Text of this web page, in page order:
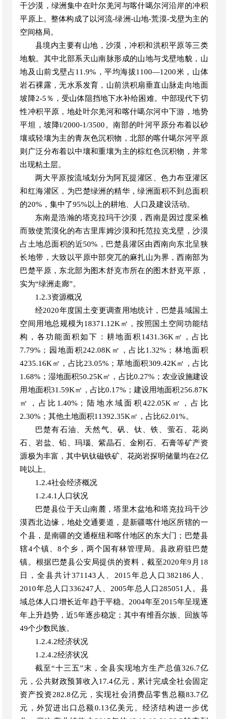
干沙漠，绿洲集中在叶尔羌河与喀什噶尔河沿岸的冲积
平原上。整体构成了以河流-绿洲-山地-荒漠-戈壁为主的
空间格局。
县境内主要有山地，沙漠，冲积和洪积平原等三类
地貌。其中北部系天山南脉形成的山地与戈壁地貌，山
地及山前戈壁占11.9%，平均海拔1100—1200米，山体
岩石裸露，无水系发育，山前洪积扇垂直山脉走向地面
坡降2-5％，受山体阻挡地下水补给困难。中部现代下切
性冲积平原，地处叶尔羌河和喀什噶尔河中下游，地势
平坦，坡降l/2000-1/3500。南部的叶河平原分布着以砂
壤或轻壤为主的青灰色沉积物，北部的喀什噶尔河平原
则广泛分布着以中壤和重壤为主的棕红色沉积物，并常
出现粘土层。
两大平原按流域划分为阿瓦提灌区、色力布亚灌区
和红海灌区，为巴楚绿洲的精华，绿洲面积不到总面积
的20%，集中了95%以上的耕地、人口及建设活动。
东南是浩瀚的塔克拉玛干沙漠，西南是因过度采樵
而致使荒漠化的布古里库姆沙漠和托范拉克戈壁，沙漠
占土地总面积的近50%，巴楚县灌区由西南向东北呈狭
长地带，大致以平原中部突兀的麻扎山为界，西南部为
巴楚平原，东北部为图木舒克市所在的图木舒克平原，
实为“绿洲走廊”。
1.2.3资源概况
经2020年度国土变更调查用地统计，巴楚县域国土
空间用地总规模为18371.12K㎡，按照国土空间功能结
构，各功能面积如下：耕地面积1431.36K㎡，占比
7.79%；园地面积242.08K㎡，占比1.32%；林地面积
4235.16K㎡，占比23.05%；草地面积309.42K㎡，占比
1.68%；湿地面积50.25K㎡，占比0.27%；农业设施建设
用地面积31.59K㎡，占比0.17%；建设用地面积256.87K
㎡，占比1.40%；陆地水域面积422.05K㎡，占比
2.30%；其他土地面积11392.35K㎡，占比62.01%。
巴楚有石油、天然气、矾、钛、铁、萤石、花岗
石、岩盐、铅、玛瑙、紫晶石、金刚石、石膏等矿产资
源极为丰富，其中钒钛磁铁矿、花岗岩探明储量均在2亿
吨以上。
1.2.4社会经济概况
1.2.4.1人口状况
巴楚县位于天山南麓，塔里木盆地和塔克拉玛干沙
漠西北边缘，地处交通要道，是新疆喀什地区所辖的一
个县，是南疆的交通枢纽和喀什地区的东大门；巴楚县
辖4个镇、8个乡， 两个国有林管理局。 县政府驻巴楚
镇。根据巴楚县公安局提供的资料，截至2020年9月18
日，全县共计371143人、2015年总人口382186人、
2010年总人口336247人、2005年总人口285051人。县
域总体人口增长近年趋于平稳。2004年至2015年呈现逐
年上升趋势，近5年逐步稳定；其中有维吾尔族、回族等
49个少数民族。
1.2.4.2经济状况
1.2.4.2经济状况
截至“十三五”末，全县实现地方生产总值326.7亿
元，公共财政预算收入17.4亿元，累计完成全社会固定
资产投资282.8亿元，实现社会消费品零售总额83.7亿
元，外贸进出口总额0.13亿美元。经济结构进一步优